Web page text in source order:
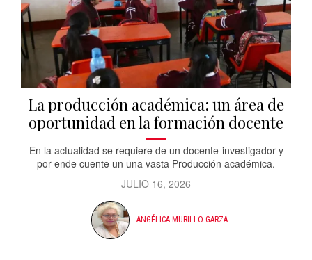
La producción académica: un área de
oportunidad en la formación docente
En la actualidad se requiere de un docente-investigador y
por ende cuente un una vasta Producción académica.
JULIO 16, 2026
ANGÉLICA MURILLO GARZA